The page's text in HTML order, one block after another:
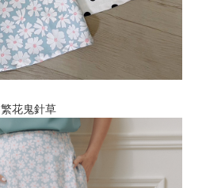
繁花鬼針草